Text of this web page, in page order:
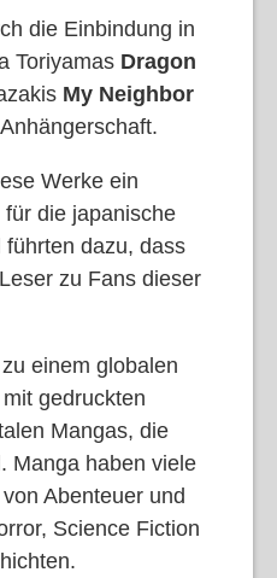
die Einbindung in
Toriyamas Dragon
My Neighbor
Werke ein
die japanische
führten dazu, dass
zu Fans dieser
einem globalen
gedruckten
Mangas, die
Manga haben viele
Abenteuer und
Science Fiction